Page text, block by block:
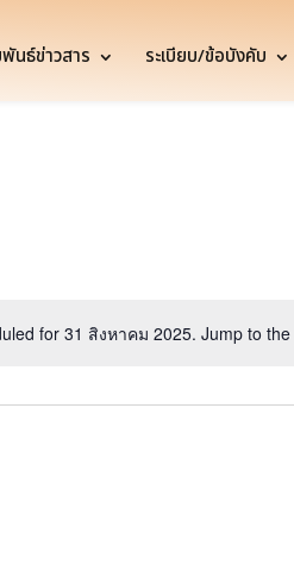
นธ์ข่าวสาร ระเบียบ/ข้อบังคับ
for 31 สิงหาคม 2025. Jump to the